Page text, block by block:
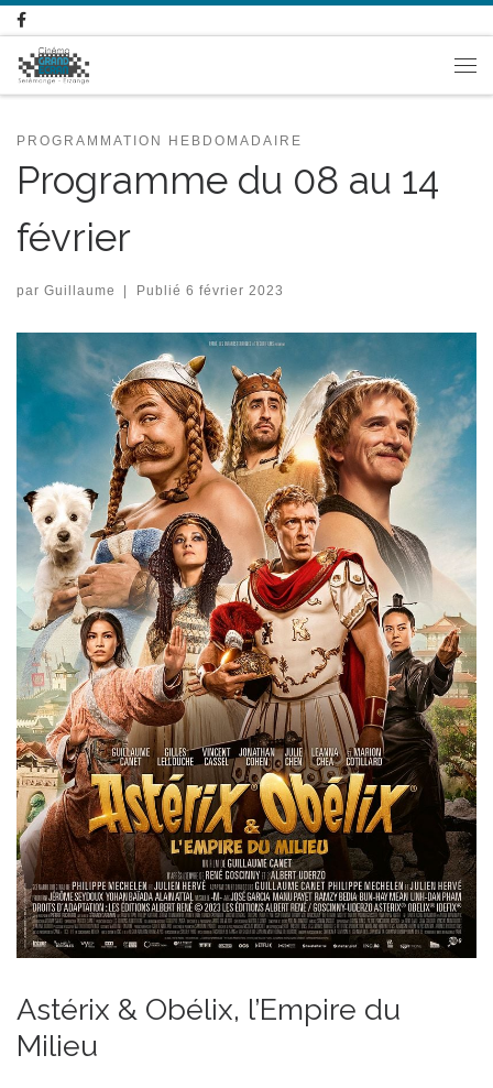
PROGRAMMATION HEBDOMADAIRE
Programme du 08 au 14
février
par Guillaume | Publié 6 février 2023
Astérix & Obélix, l’Empire du
Milieu